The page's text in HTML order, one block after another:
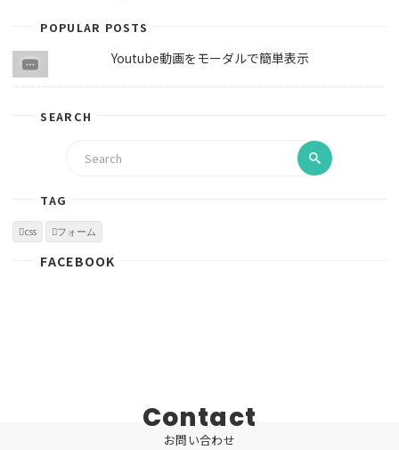
POPULAR POSTS
Youtube動画をモーダルで簡単表示
SEARCH
TAG
css フォーム
FACEBOOK
Contact
お問い合わせ